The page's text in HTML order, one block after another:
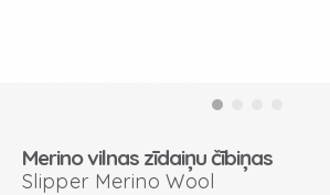
Merino vilnas zīdaiņu čībiņas
Slipper Merino Wool